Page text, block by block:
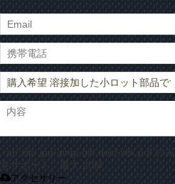
.rar/.zip/.jpg/.png/.gif/.doc/.xls/.pdf のみ
をサポート、最大 20M
アクセサリー